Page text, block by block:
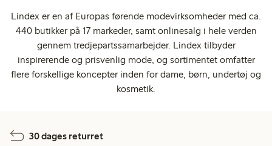
Lindex er en af Europas førende modevirksomheder med ca.
440 butikker på 17 markeder, samt onlinesalg i hele verden
gennem tredjepartssamarbejder. Lindex tilbyder
inspirerende og prisvenlig mode, og sortimentet omfatter
flere forskellige koncepter inden for dame, børn, undertøj og
kosmetik.
30 dages returret